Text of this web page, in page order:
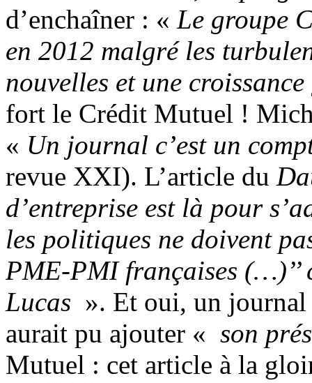
d’enchaîner : « Le groupe
en 2012 malgré les
nouvelles et une
fort le Crédit Mutuel !
« Un journal c’est un
revue XXI). L’article du
d’entreprise est là pour
les politiques ne doivent
PME-PMI françaises (…)’’
Lucas ». Et oui, un journal
aurait pu ajouter « son
Mutuel : cet article à la